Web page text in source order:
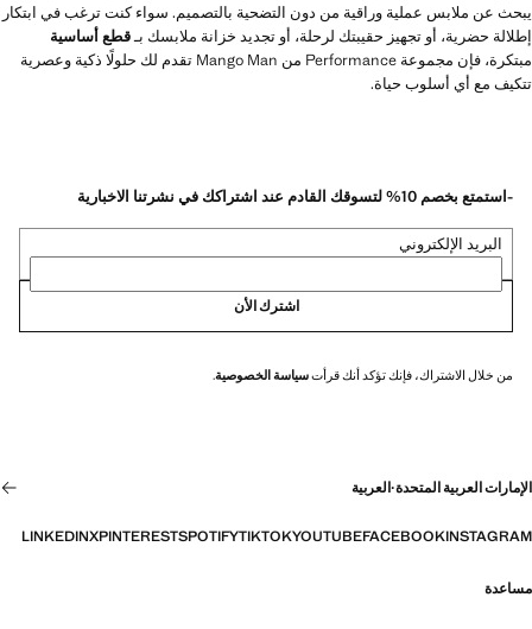
يبحث عن ملابس عملية وراقية من دون التضحية بالتصميم. سواء كنت ترغب في ابتكار
إطلالة حضرية، أو تجهيز حقيبتك لرحلة، أو تجديد خزانة ملابسك بـقطع أساسية
مبتكرة، فإن مجموعة Performance من Mango Man تقدم لك حلولًا ذكية وعصرية
تتكيف مع أي أسلوب حياة.
-استمتع بخصم 10% لتسوقك القادم عند اشتراكك في نشرتنا الاخبارية
البريد الإلكتروني
اشترك الأن
من خلال الاشتراك، فإنك تؤكد أنك قرأتسياسة الخصوصية.
الإمارات العربية المتحدة·العربية
INSTAGRAM
FACEBOOK
YOUTUBE
TIKTOK
SPOTIFY
PINTEREST
X
LINKEDIN
مساعدة